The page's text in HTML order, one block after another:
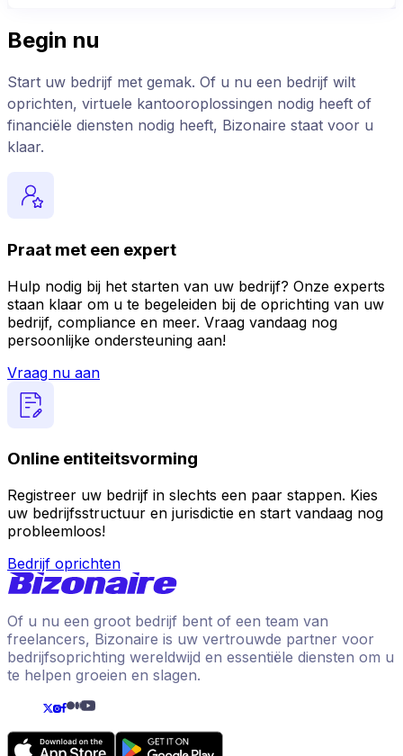
Begin nu
Start uw bedrijf met gemak. Of u nu een bedrijf wilt
oprichten, virtuele kantooroplossingen nodig heeft of
financiële diensten nodig heeft, Bizonaire staat voor u
klaar.
Praat met een expert
Hulp nodig bij het starten van uw bedrijf? Onze experts
staan klaar om u te begeleiden bij de oprichting van uw
bedrijf, compliance en meer. Vraag vandaag nog
persoonlijke ondersteuning aan!
Vraag nu aan
Online entiteitsvorming
Registreer uw bedrijf in slechts een paar stappen. Kies
uw bedrijfsstructuur en jurisdictie en start vandaag nog
probleemloos!
Bedrijf oprichten
Of u nu een groot bedrijf bent of een team van
freelancers, Bizonaire is uw vertrouwde partner voor
bedrijfsoprichting wereldwijd en essentiële diensten om u
te helpen groeien en slagen.